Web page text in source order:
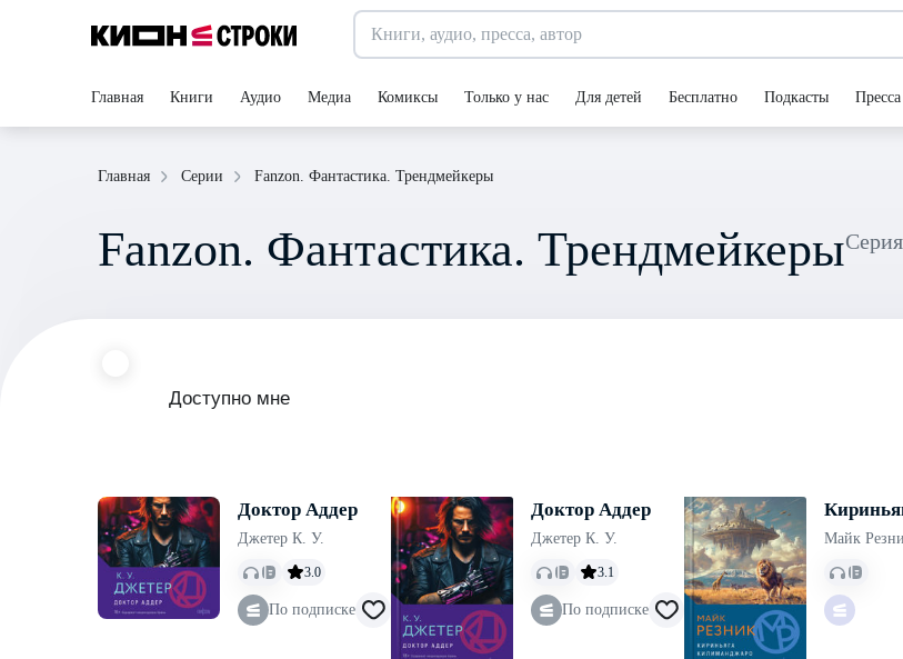
Главная Книги Аудио Медиа Комиксы Только у нас Для детей Бесплатно Подкасты Пресса
Главная Серии Fanzon. Фантастика. Трендмейкеры
Fanzon. Фантастика. Трендмейкеры Серия
Доступно мне
Доктор Аддер
Джетер К. У.
3.0
По подписке
Доктор Аддер
Джетер К. У.
3.1
По подписке
Майк